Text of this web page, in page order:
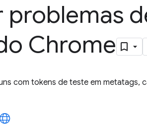
problemas
Chrome
com tokens de teste em metatags,